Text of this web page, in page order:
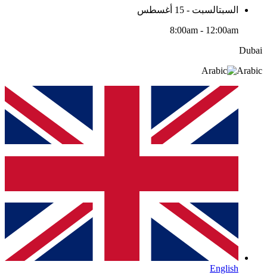
السبتالسبت - 15 أغسطس
8:00am - 12:00am
Dubai
Arabic
English